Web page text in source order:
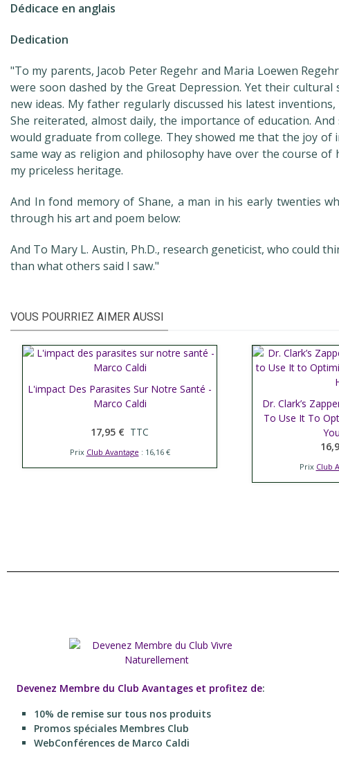
Dédicace en anglais
Dedication
"To my parents, Jacob Peter Regehr and Maria Loewen
were soon dashed by the Great Depression. Yet their
new ideas. My father regularly discussed his latest
She reiterated, almost daily, the importance of education.
would graduate from college. They showed me that the joy
same way as religion and philosophy have over the course
my priceless heritage.
And In fond memory of Shane, a man in his early twenties
through his art and poem below:
And To Mary L. Austin, Ph.D., research geneticist, who could
than what others said I saw."
VOUS POURRIEZ AIMER AUSSI
Afficher plus
L'impact Des Parasites Sur Notre Santé -
Marco Caldi
17,95 € TTC
Prix Club Avantage : 16,16 €
Afficher plus
Dr. Clark’s
To Use It To
Prix Club
Devenez Membre du Club Avantages et profitez de:
10% de remise sur tous nos produits
Promos spéciales Membres Club
WebConférences de Marco Caldi